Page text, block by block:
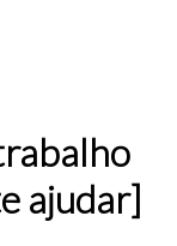
ajudar]